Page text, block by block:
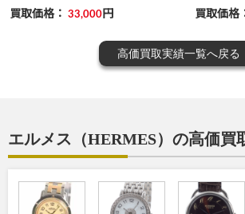
買取価格： 33,000 円
買取価格
高価買取実績一覧へ戻る
エルメス（HERMES）の高価買